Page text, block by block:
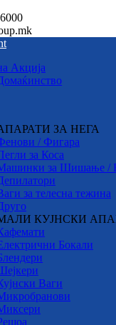
Акција
ЗА НЕГА
/ Фигара
за Коса
за Шишање /
за телесна тежина
КУЈНСКИ
Бокали
Ваги